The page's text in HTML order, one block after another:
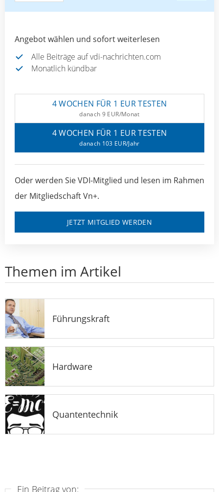
Angebot wählen und sofort weiterlesen
Alle Beiträge auf vdi-nachrichten.com
Monatlich kündbar
4 WOCHEN FÜR 1 EUR TESTEN
danach 9 EUR/Monat
4 WOCHEN FÜR 1 EUR TESTEN
danach 103 EUR/Jahr
Oder werden Sie VDI-Mitglied und lesen im Rahmen
der Mitgliedschaft Vn+.
JETZT MITGLIED WERDEN
Themen im Artikel
Führungskraft
Hardware
Quantentechnik
Ein Beitrag von: